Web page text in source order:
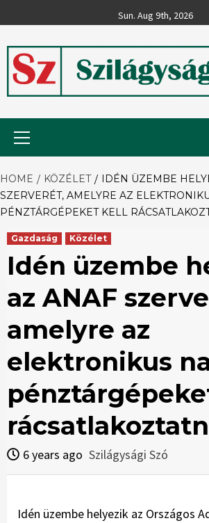
to
Sun. Aug 9th, 2026
Szó
HOME KÖZÉLET
IDÉN ÜZEMBE
SZERVERÉT, AMELYRE AZ
PÉNZTÁRGÉPEKET KELL
Gazdaság Közélet
Idén üzembe
az ANAF
amelyre az
elektronikus
6 years ago Szilágysági Szó
Idén üzembe helyezik az Országos